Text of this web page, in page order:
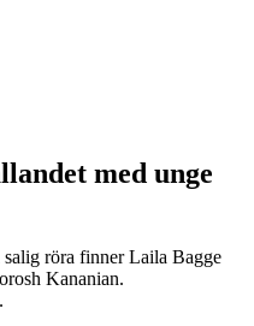
med unge
röra finner Laila Bagge
Kananian.